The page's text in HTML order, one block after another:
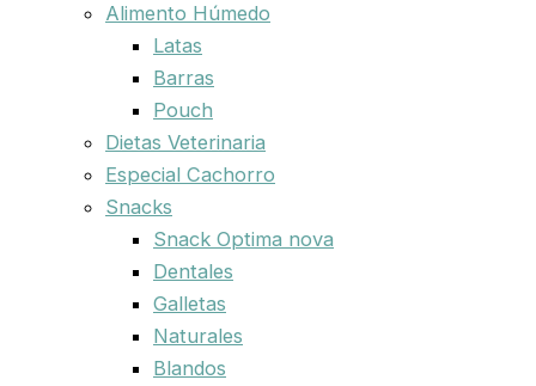
Alimento Húmedo
Latas
Barras
Pouch
Dietas Veterinaria
Especial Cachorro
Snacks
Snack Optima nova
Dentales
Galletas
Naturales
Blandos